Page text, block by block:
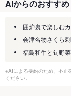
AIからのおすすめ
囲炉裏で楽しむ
会津名物さくら
福島和牛と旬野
※AIによる要約のため、不正
ください。